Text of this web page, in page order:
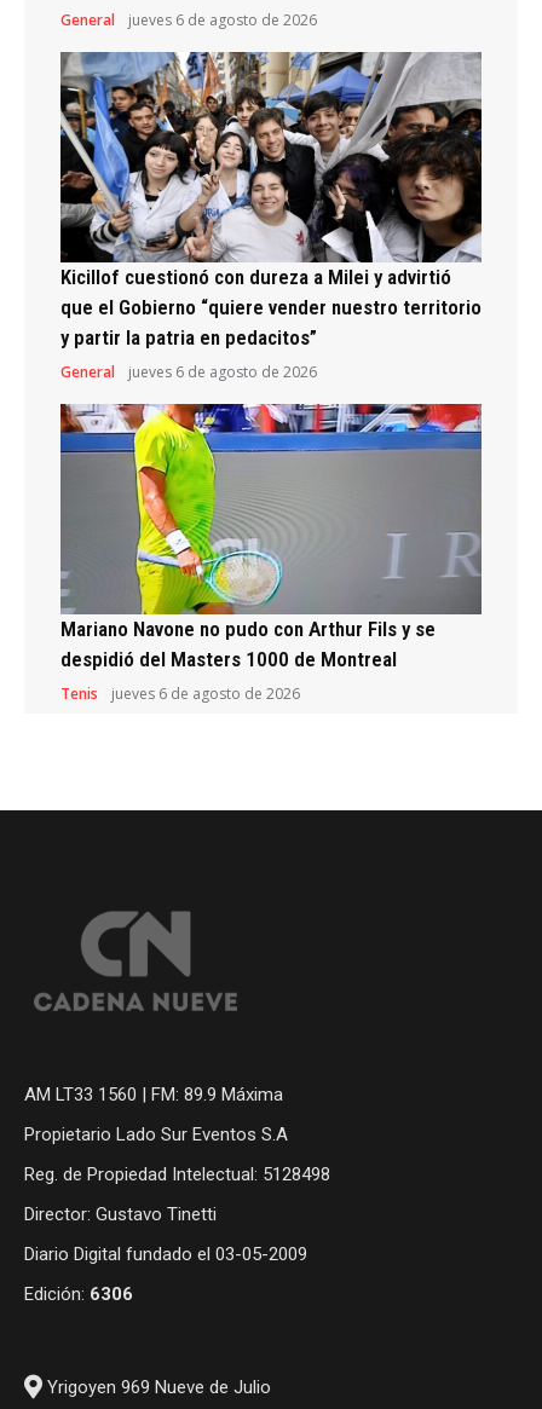
General jueves 6 de agosto de 2026
Kicillof cuestionó con dureza a Milei y advirtió
que el Gobierno “quiere vender nuestro territorio
y partir la patria en pedacitos”
General jueves 6 de agosto de 2026
Mariano Navone no pudo con Arthur Fils y se
despidió del Masters 1000 de Montreal
Tenis jueves 6 de agosto de 2026
AM LT33 1560 | FM: 89.9 Máxima
Propietario Lado Sur Eventos S.A
Reg. de Propiedad Intelectual: 5128498
Director: Gustavo Tinetti
Diario Digital fundado el 03-05-2009
Edición: 6306
Yrigoyen 969 Nueve de Julio